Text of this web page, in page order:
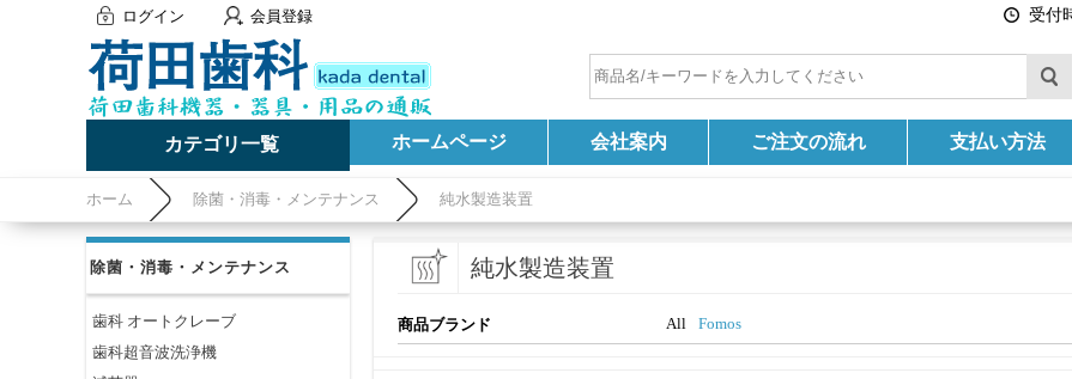
ログイン 会員登録 受付
カテゴリ一覧 ホームページ 会社案内 ご注文の流れ 支払い方法
ホーム 除菌・消毒・メンテナンス 純水製造装置
除菌・消毒・メンテナンス
歯科 オートクレーブ
歯科超音波洗浄機
純水製造装置
商品ブランド All Fomos